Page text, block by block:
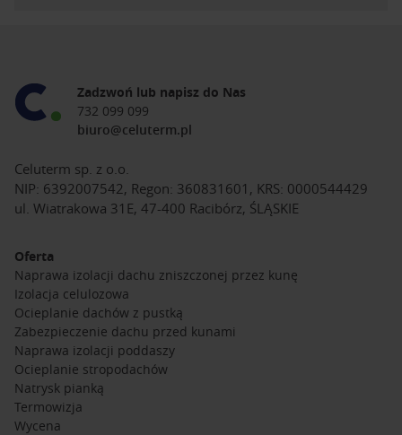
Zadzwoń lub napisz do Nas
732 099 099
biuro@celuterm.pl
Celuterm sp. z o.o.
NIP: 6392007542, Regon: 360831601, KRS: 0000544429
ul. Wiatrakowa 31E, 47-400 Racibórz, ŚLĄSKIE
Oferta
Naprawa izolacji dachu zniszczonej przez kunę
Izolacja celulozowa
Ocieplanie dachów z pustką
Zabezpieczenie dachu przed kunami
Naprawa izolacji poddaszy
Ocieplanie stropodachów
Natrysk pianką
Termowizja
Wycena